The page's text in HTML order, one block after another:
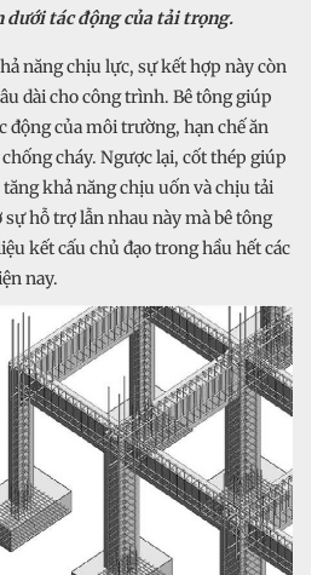
dưới tác động của tải trọng.
năng chịu lực, sự kết hợp này còn
dài cho công trình. Bê tông giúp
động của môi trường, hạn chế ăn
cháy. Ngược lại, cốt thép giúp
khả năng chịu uốn và chịu tải
hỗ trợ lẫn nhau này mà bê tông
kết cấu chủ đạo trong hầu hết các
nay.